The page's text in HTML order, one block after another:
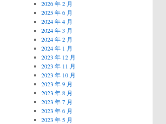
2026 年 2 月
2025 年 6 月
2024 年 4 月
2024 年 3 月
2024 年 2 月
2024 年 1 月
2023 年 12 月
2023 年 11 月
2023 年 10 月
2023 年 9 月
2023 年 8 月
2023 年 7 月
2023 年 6 月
2023 年 5 月